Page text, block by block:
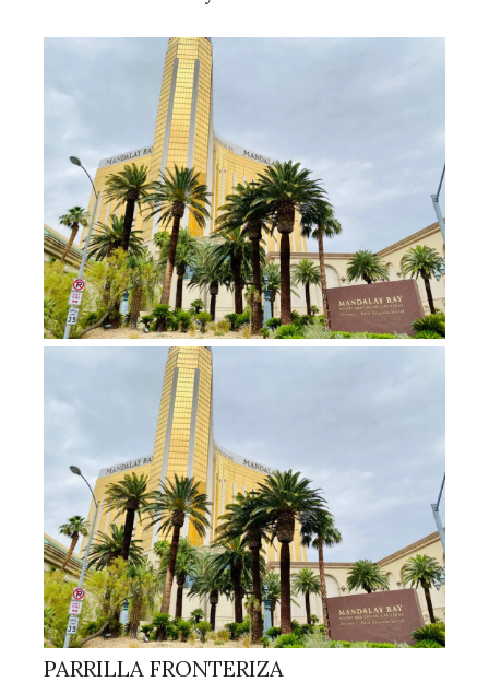
PARRILLA FRONTERIZA